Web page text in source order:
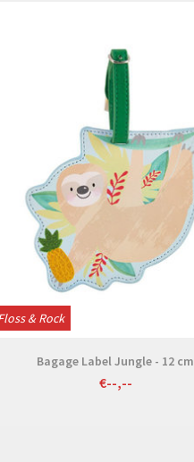
& Rock
Bagage Label Jungle - 12 cm
€--,--